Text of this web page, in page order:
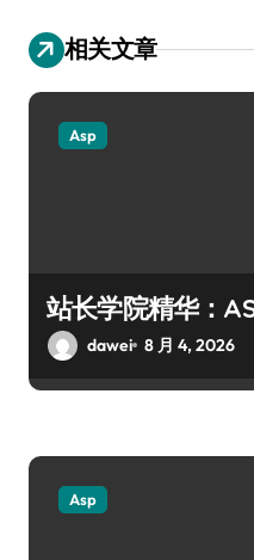
相关文章
Asp
站长学院精华：
dawei 8 月 4, 2026
Asp